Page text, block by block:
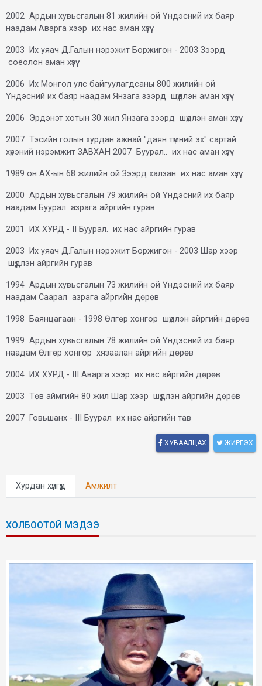
2002 Ардын хувьсгалын 81 жилийн ой Үндэсний их баяр
наадам Аварга хээр их нас аман хүзүү
2003 Их уяач Д.Галын нэрэжит Боржигон - 2003 Зээрд
соёолон аман хүзүү
2006 Их Монгол улс байгуулагдсаны 800 жилийн ой
Үндэсний их баяр наадам Янзага зээрд шүдлэн аман хүзүү
2006 Эрдэнэт хотын 30 жил Янзага зээрд шүдлэн аман хүзүү
2007 Тэсийн голын хурдан ажнай "даян түмний эх" сартай
хүрэний нэрэмжит ЗАВХАН 2007 Буурал.. их нас аман хүзүү
1989 он АХ-ын 68 жилийн ой Зээрд халзан их нас аман хүзүү
2000 Ардын хувьсгалын 79 жилийн ой Үндэсний их баяр
наадам Буурал азрага айргийн гурав
2001 ИХ ХУРД - II Буурал. их нас айргийн гурав
2003 Их уяач Д.Галын нэрэжит Боржигон - 2003 Шар хээр
шүдлэн айргийн гурав
1994 Ардын хувьсгалын 73 жилийн ой Үндэсний их баяр
наадам Саарал азрага айргийн дөрөв
1998 Баянцагаан - 1998 Өлгөр хонгор шүдлэн айргийн дөрөв
1999 Ардын хувьсгалын 78 жилийн ой Үндэсний их баяр
наадам Өлгөр хонгор хязаалан айргийн дөрөв
2004 ИХ ХУРД - III Аварга хээр их нас айргийн дөрөв
2003 Төв аймгийн 80 жил Шар хээр шүдлэн айргийн дөрөв
2007 Говьшанх - III Буурал их нас айргийн тав
ХУВААЛЦАХ ЖИРГЭХ
Хурдан хүлгүүд Амжилт
ХОЛБООТОЙ МЭДЭЭ